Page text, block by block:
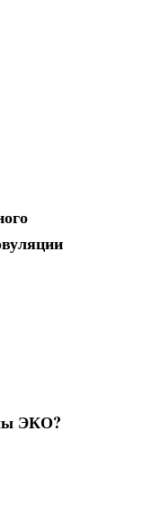
ЭКО?